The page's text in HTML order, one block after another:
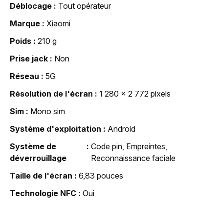
Déblocage
Tout opérateur
Marque
Xiaomi
Poids
210 g
Prise jack
Non
Réseau
5G
Résolution de l'écran
1 280 x 2 772 pixels
Sim
Mono sim
Système d'exploitation
Android
Système de
déverrouillage
Code pin, Empreintes,
Reconnaissance faciale
Taille de l'écran
6,83 pouces
Technologie NFC
Oui